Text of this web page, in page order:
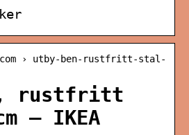
› utby-ben-rustfritt-stal-
rustfritt
– IKEA